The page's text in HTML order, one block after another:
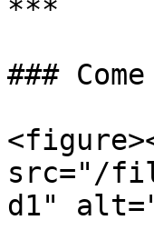
***
###
src="/
d1"